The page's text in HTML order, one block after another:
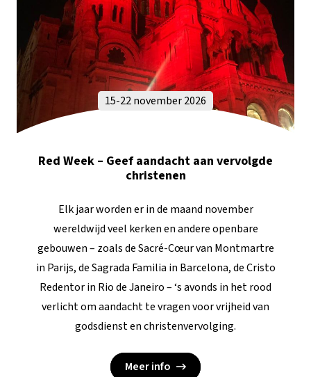
15-22 november 2026
Red Week – Geef aandacht aan vervolgde
christenen
Elk jaar worden er in de maand november
wereldwijd veel kerken en andere openbare
gebouwen – zoals de Sacré-Cœur van Montmartre
in Parijs, de Sagrada Familia in Barcelona, de Cristo
Redentor in Rio de Janeiro – ‘s avonds in het rood
verlicht om aandacht te vragen voor vrijheid van
godsdienst en christenvervolging.
Meer info